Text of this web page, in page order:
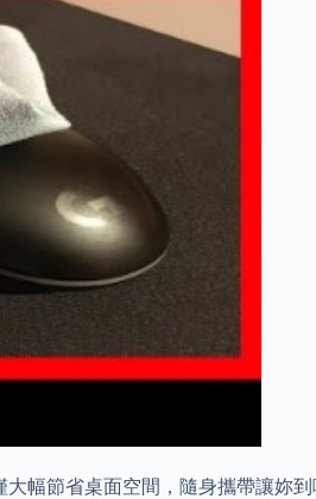
幅節省桌面空間，隨身攜帶讓妳